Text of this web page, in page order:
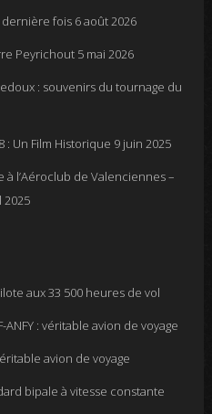
dernière fois 6 août 2026
Peyrichout 5 mai 2026
: souvenirs du tournage du
: Un Film Historique 9 juin 2025
l’Aéroclub de Valenciennes –
2025
aux 33 500 heures de vol
ANFY : véritable avion de voyage
avion de voyage
bipale à vitesse constante